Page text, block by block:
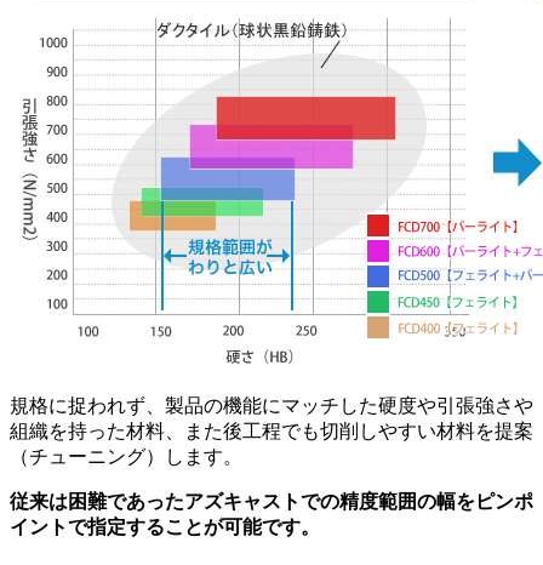
規格に捉われず、製品の機能にマッチした硬度や引張強さや
組織を持った材料、また後工程でも切削しやすい材料を提案
（チューニング）します。
従来は困難であったアズキャストでの精度範囲の幅をピンポ
イントで指定することが可能です。